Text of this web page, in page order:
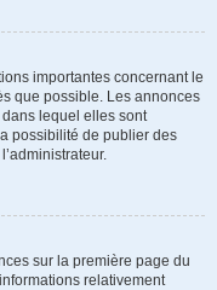
importantes concernant le
que possible. Les annonces
lequel elles sont
possibilité de publier des
sur la première page du
relativement